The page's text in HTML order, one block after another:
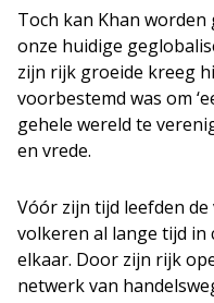
Toch kan Khan
onze huidige
zijn rijk groeide kreeg
voorbestemd was om
gehele wereld te
en vrede.
Vóór zijn tijd leefden
volkeren al lange tijd in
elkaar. Door zijn rijk
netwerk van